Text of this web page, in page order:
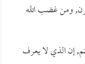
ومن غضب الله
إن الذي لا يعرف